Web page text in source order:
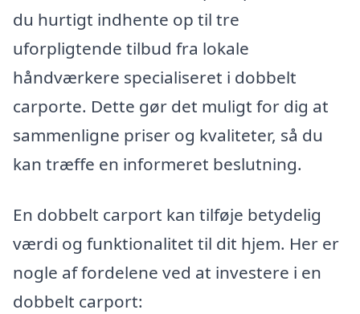
du hurtigt indhente op til tre
uforpligtende tilbud fra lokale
håndværkere specialiseret i dobbelt
carporte. Dette gør det muligt for dig at
sammenligne priser og kvaliteter, så du
kan træffe en informeret beslutning.
En dobbelt carport kan tilføje betydelig
værdi og funktionalitet til dit hjem. Her er
nogle af fordelene ved at investere i en
dobbelt carport: